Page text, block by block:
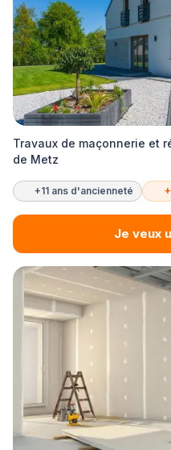
Travaux de maçonnerie et
de Metz
+11 ans d'ancienneté
Je veux